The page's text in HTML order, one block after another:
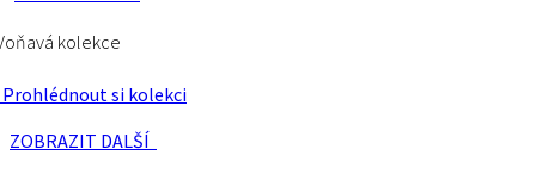
kolekce
si kolekci
ZOBRAZIT DALŠÍ